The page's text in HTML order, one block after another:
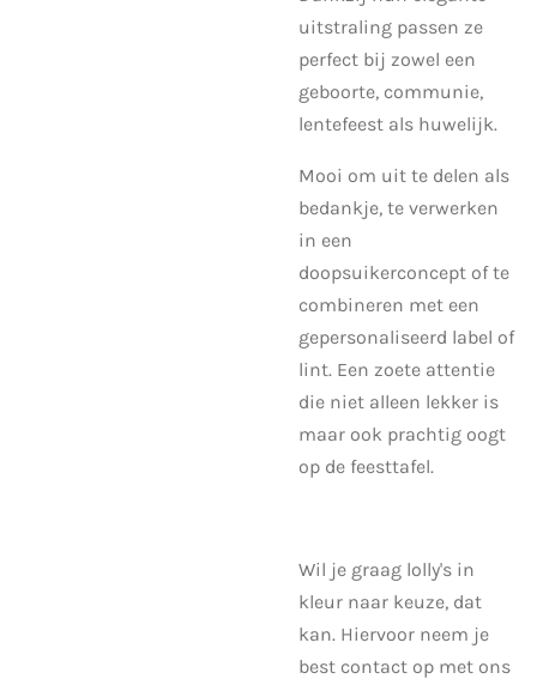
uitstraling passen ze
perfect bij zowel een
geboorte, communie,
lentefeest als huwelijk.
Mooi om uit te delen als
bedankje, te verwerken
in een
doopsuikerconcept of te
combineren met een
gepersonaliseerd label of
lint. Een zoete attentie
die niet alleen lekker is
maar ook prachtig oogt
op de feesttafel.
Wil je graag lolly's in
kleur naar keuze, dat
kan. Hiervoor neem je
best contact op met ons